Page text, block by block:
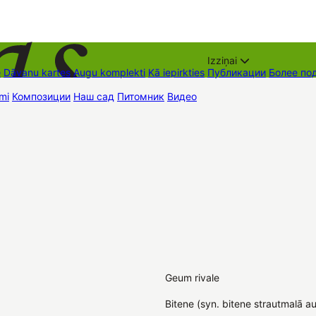
Dāvanu kartes Augu komplekti Kā iepirkties
Izziņai
Публикации Более
Композиции Наш сад Питомник Видео
Geum rivale
Bitene (syn. bitene strautmalā